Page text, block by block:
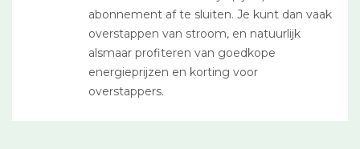
abonnement af te sluiten. Je kunt dan vaak
overstappen van stroom, en natuurlijk
alsmaar profiteren van goedkope
energieprijzen en korting voor
overstappers.